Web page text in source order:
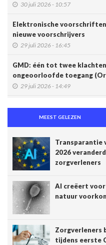
30 juli 2026 - 10:57
Elektronische
nieuwe voorschrijvers
29 juli 2026 - 16:45
GMD: één tot twee
ongeoorloofde toegang
29 juli 2026 - 14:49
Belgische connected box
zorgverleners
15 juli 2026 - 11:24
Een op de vijf Amerikaanse
chatbot voor zijn of haar
14 juli 2026 - 17:29
Alzheimer: een score
optreden van symptomen
14 juli 2026 - 11:14
AI en klinische proeven:
transparantie
MEEST GELEZEN
Transparantie
2026
zorgverleners
AI creëert
natuur
Zorgverleners
tijdens eerste